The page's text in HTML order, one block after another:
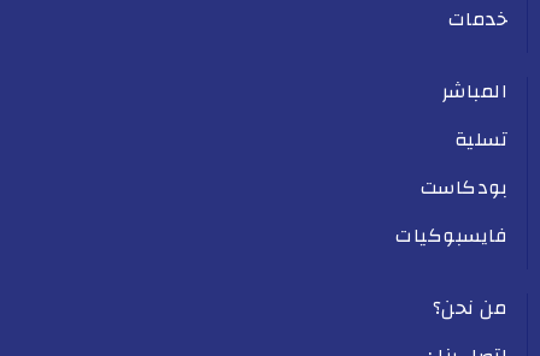
خدمات
المباشر
تسلية
بودكاست
فايسبوكيات
من نحن؟